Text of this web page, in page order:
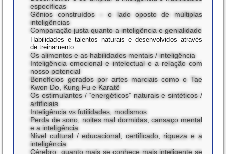
específicas
Gênios construídos – o lado oposto de múltiplas
inteligências
Comparação justa quanto a inteligência e genialidade
Habilidades e talentos naturais e desenvolvidos através
de treinamento
Os alimentos e as habilidades mentais / inteligência
Inteligência emocional e intelectual e a relação com
nosso potencial
Benefícios gerados por artes marciais como o Tae
Kwon Do, Kung Fu e Karatê
Os estimulantes / “energéticos” naturais e sintéticos /
artificiais
Inteligência vs futilidades, modismos
Perda de sono, noites mal dormidas, cansaço mental
e a inteligência
Nível cultural / educacional, certificado, riqueza e a
inteligência
Cérebro: quanto mais se conhece mais inteligente se